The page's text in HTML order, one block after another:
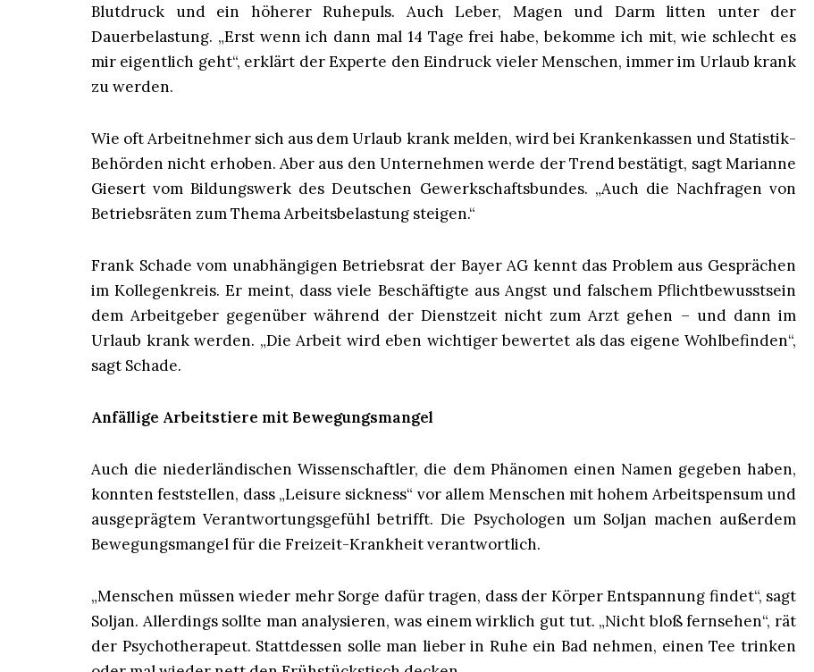
Blutdruck und ein höherer Ruhepuls. Auch Leber, Magen und Darm litten unter der
Dauerbelastung. „Erst wenn ich dann mal 14 Tage frei habe, bekomme ich mit, wie schlecht es
mir eigentlich geht“, erklärt der Experte den Eindruck vieler Menschen, immer im Urlaub krank
zu werden.
Wie oft Arbeitnehmer sich aus dem Urlaub krank melden, wird bei Krankenkassen und Statistik-
Behörden nicht erhoben. Aber aus den Unternehmen werde der Trend bestätigt, sagt Marianne
Giesert vom Bildungswerk des Deutschen Gewerkschaftsbundes. „Auch die Nachfragen von
Betriebsräten zum Thema Arbeitsbelastung steigen.“
Frank Schade vom unabhängigen Betriebsrat der Bayer AG kennt das Problem aus Gesprächen
im Kollegenkreis. Er meint, dass viele Beschäftigte aus Angst und falschem Pflichtbewusstsein
dem Arbeitgeber gegenüber während der Dienstzeit nicht zum Arzt gehen – und dann im
Urlaub krank werden. „Die Arbeit wird eben wichtiger bewertet als das eigene Wohlbefinden“,
sagt Schade.
Anfällige Arbeitstiere mit Bewegungsmangel
Auch die niederländischen Wissenschaftler, die dem Phänomen einen Namen gegeben haben,
konnten feststellen, dass „Leisure sickness“ vor allem Menschen mit hohem Arbeitspensum und
ausgeprägtem Verantwortungsgefühl betrifft. Die Psychologen um Soljan machen außerdem
Bewegungsmangel für die Freizeit-Krankheit verantwortlich.
„Menschen müssen wieder mehr Sorge dafür tragen, dass der Körper Entspannung findet“, sagt
Soljan. Allerdings sollte man analysieren, was einem wirklich gut tut. „Nicht bloß fernsehen“, rät
der Psychotherapeut. Stattdessen solle man lieber in Ruhe ein Bad nehmen, einen Tee trinken